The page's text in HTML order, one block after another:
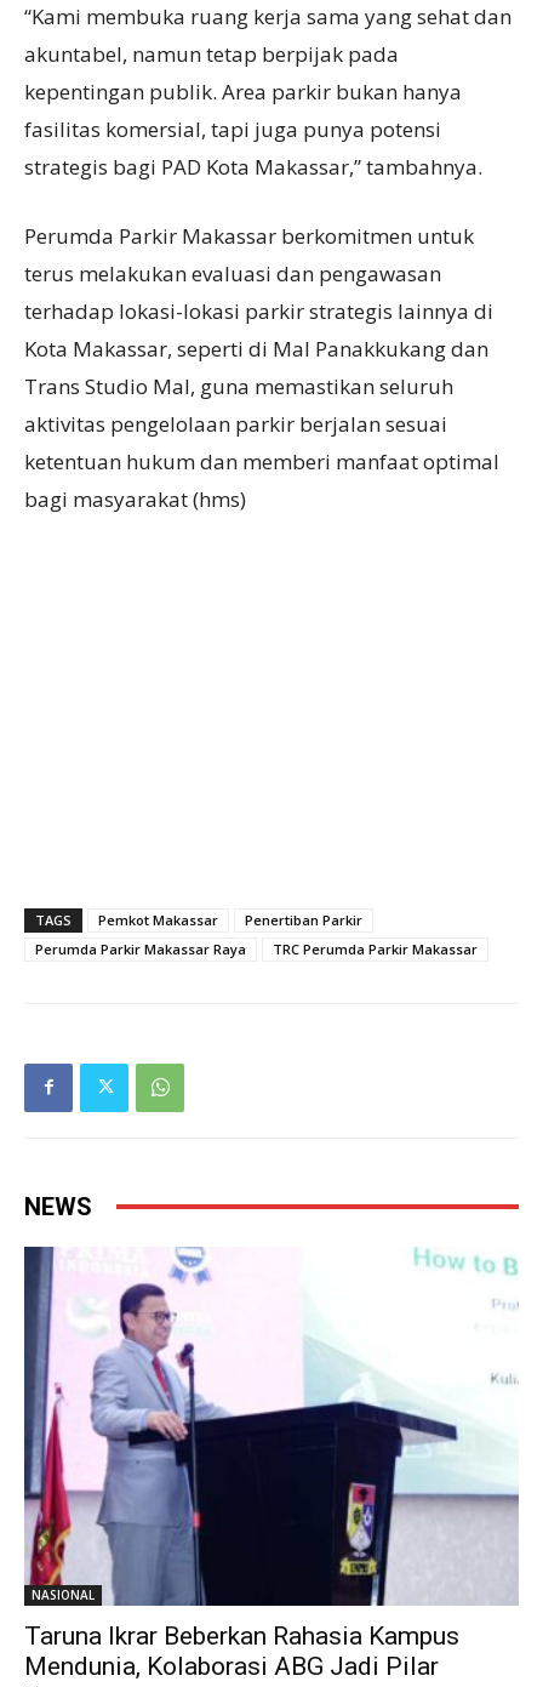
“Kami membuka ruang kerja sama yang sehat dan
akuntabel, namun tetap berpijak pada
kepentingan publik. Area parkir bukan hanya
fasilitas komersial, tapi juga punya potensi
strategis bagi PAD Kota Makassar,” tambahnya.
Perumda Parkir Makassar berkomitmen untuk
terus melakukan evaluasi dan pengawasan
terhadap lokasi-lokasi parkir strategis lainnya di
Kota Makassar, seperti di Mal Panakkukang dan
Trans Studio Mal, guna memastikan seluruh
aktivitas pengelolaan parkir berjalan sesuai
ketentuan hukum dan memberi manfaat optimal
bagi masyarakat (hms)
TAGS Pemkot Makassar
Penertiban Parkir
Perumda Parkir Makassar Raya
TRC Perumda Parkir Makassar
NEWS
NASIONAL
Taruna Ikrar Beberkan Rahasia Kampus
Mendunia, Kolaborasi ABG Jadi Pilar